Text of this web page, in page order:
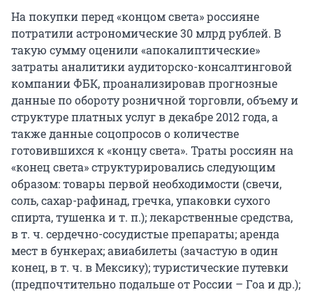
На покупки перед «концом света» россияне
потратили астрономические 30 млрд рублей. В
такую сумму оценили «апокалиптические»
затраты аналитики аудиторско-консалтинговой
компании ФБК, проанализировав прогнозные
данные по обороту розничной торговли, объему и
структуре платных услуг в декабре 2012 года, а
также данные соцопросов о количестве
готовившихся к «концу света». Траты россиян на
«конец света» структурировались следующим
образом: товары первой необходимости (свечи,
соль, сахар-рафинад, гречка, упаковки сухого
спирта, тушенка и т. п.); лекарственные средства,
в т. ч. сердечно-сосудистые препараты; аренда
мест в бункерах; авиабилеты (зачастую в один
конец, в т. ч. в Мексику); туристические путевки
(предпочтительно подальше от России – Гоа и др.);